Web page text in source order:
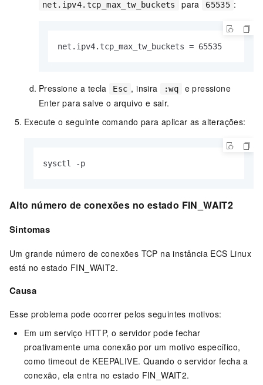
net.ipv4.tcp_max_tw_buckets para 65535 :
net.ipv4.tcp_max_tw_buckets = 65535
Pressione a tecla Esc , insira :wq
e pressione
Enter para salve o arquivo e sair.
Execute o seguinte comando para aplicar as alterações:
sysctl -p
Alto número de conexões no estado FIN_WAIT2
Sintomas
Um grande número de conexões TCP na instância ECS Linux
está no estado FIN_WAIT2.
Causa
Esse problema pode ocorrer pelos seguintes motivos:
Em um serviço HTTP, o servidor pode fechar
proativamente uma conexão por um motivo específico,
como timeout de KEEPALIVE. Quando o servidor fecha a
conexão, ela entra no estado FIN_WAIT2.